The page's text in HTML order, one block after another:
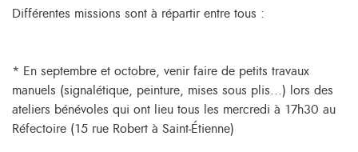
Différentes missions sont à répartir entre tous :
* En septembre et octobre, venir faire de petits travaux
manuels (signalétique, peinture, mises sous plis...) lors des
ateliers bénévoles qui ont lieu tous les mercredi à 17h30 au
Réfectoire (15 rue Robert à Saint-Étienne)